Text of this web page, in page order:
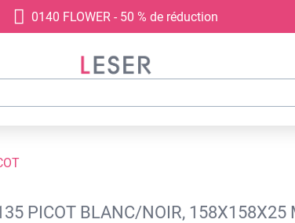
0140 FLOWER - 50 % de réduction
PICOT BLANC/NOIR, 158X158X25